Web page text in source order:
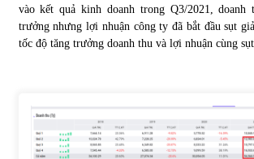
vào kết quả kinh doanh trong Q3/2021, doanh
trưởng nhưng lợi nhuận công ty đã bắt đầu sụt
tốc độ tăng trưởng doanh thu và lợi nhuận cùng